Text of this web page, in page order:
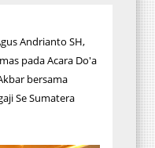
Andrianto SH,
pada Acara Do'a
bersama
Se Sumatera